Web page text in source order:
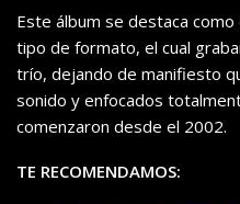
Este álbum se destaca
tipo de formato, el cual
trío, dejando de manifiesto
sonido y enfocados
comenzaron desde el 2002.
TE RECOMENDAMOS: